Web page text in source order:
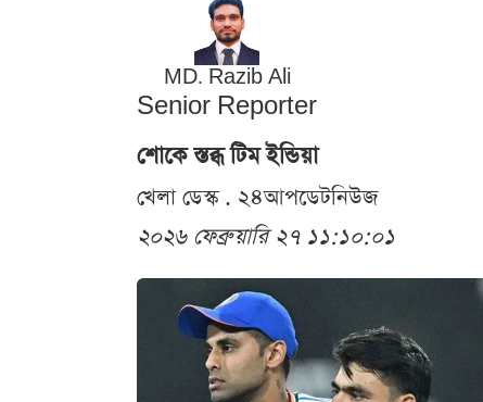
MD. Razib Ali
Senior Reporter
শোকে স্তব্ধ টিম ইন্ডিয়া
খেলা ডেস্ক . ২৪আপডেটনিউজ
২০২৬ ফেব্রুয়ারি ২৭ ১১:১০:০১